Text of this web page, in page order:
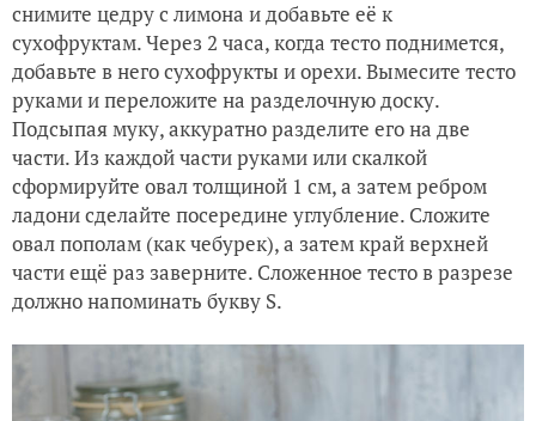
снимите цедру с лимона и добавьте её к
сухофруктам. Через 2 часа, когда тесто поднимется,
добавьте в него сухофрукты и орехи. Вымесите тесто
руками и переложите на разделочную доску.
Подсыпая муку, аккуратно разделите его на две
части. Из каждой части руками или скалкой
сформируйте овал толщиной 1 см, а затем ребром
ладони сделайте посередине углубление. Сложите
овал пополам (как чебурек), а затем край верхней
части ещё раз заверните. Сложенное тесто в разрезе
должно напоминать букву S.